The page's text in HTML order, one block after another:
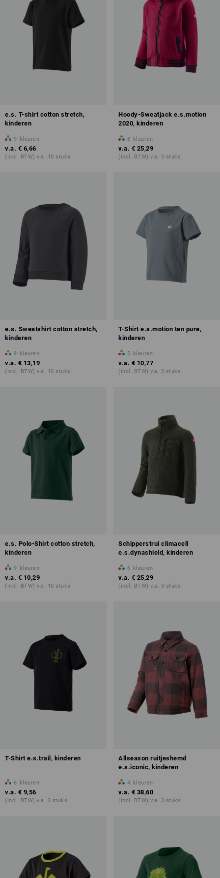
e.s. T-shirt cotton stretch,
kinderen
9 kleuren
v.a. € 6,66
(incl. BTW) v.a. 10 stuks
Hoody-Sweatjack e.s.motion
2020, kinderen
8 kleuren
v.a. € 25,29
(incl. BTW) v.a. 3 stuks
e.s. Sweatshirt cotton stretch,
kinderen
9 kleuren
v.a. € 13,19
(incl. BTW) v.a. 10 stuks
T-Shirt e.s.motion ten pure,
kinderen
5 kleuren
v.a. € 10,77
(incl. BTW) v.a. 3 stuks
e.s. Polo-Shirt cotton stretch,
kinderen
9 kleuren
v.a. € 10,29
(incl. BTW) v.a. 10 stuks
Schipperstrui climacell
e.s.dynashield, kinderen
6 kleuren
v.a. € 25,29
(incl. BTW) v.a. 3 stuks
T-Shirt e.s.trail, kinderen
6 kleuren
v.a. € 9,56
(incl. BTW) v.a. 3 stuks
Allseason ruitjeshemd
e.s.iconic, kinderen
4 kleuren
v.a. € 38,60
(incl. BTW) v.a. 3 stuks